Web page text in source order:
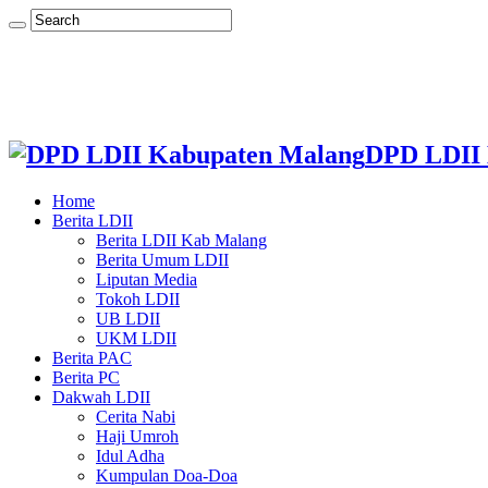
DPD LDII
Home
Berita LDII
Berita LDII Kab Malang
Berita Umum LDII
Liputan Media
Tokoh LDII
UB LDII
UKM LDII
Berita PAC
Berita PC
Dakwah LDII
Cerita Nabi
Haji Umroh
Idul Adha
Kumpulan Doa-Doa